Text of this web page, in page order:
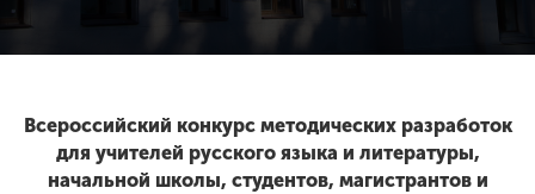
Всероссийский конкурс методических разработок
для учителей русского языка и литературы,
начальной школы, студентов, магистрантов и